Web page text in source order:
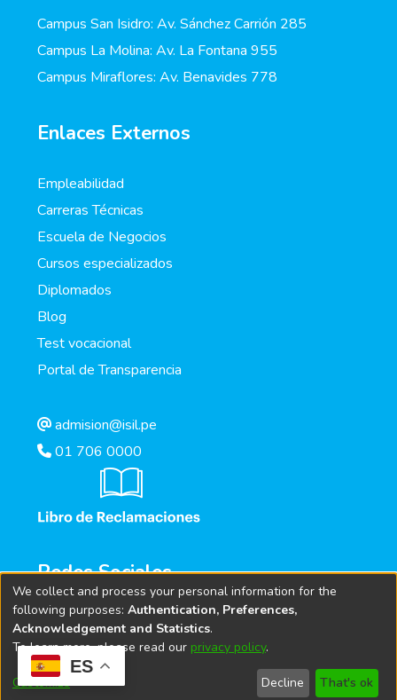
ES
Campus San Isidro: Av. Sánchez Carrión 285
Campus La Molina: Av. La Fontana 955
Campus Miraflores: Av. Benavides 778
Enlaces Externos
Empleabilidad
Carreras Técnicas
Escuela de Negocios
Cursos especializados
Diplomados
Blog
Test vocacional
Portal de Transparencia
admision@isil.pe
01 706 0000
Redes Sociales
We collect and process your personal information for the
following purposes: Authentication, Preferences,
Acknowledgement and Statistics.
To learn more, please read our privacy policy.
Customize Decline That's ok